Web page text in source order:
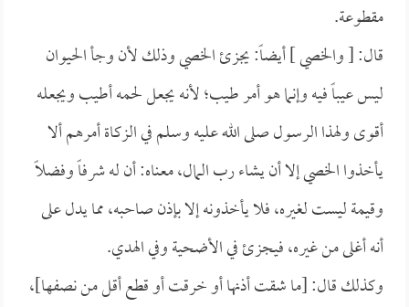
مقطوعة.
قال: [ والخصي ] أيضاً: يجزئ الخصي وذلك لأن وجأ الحيوان
ليس عيباً فيه وإنما هو أمر طيب؛ لأنه يجعل لحمه أطيب ويجعله
أقوى ولهذا الرسول صلى الله عليه وسلم في الزكاة أمرهم ألا
يأخذوا الخصي إلا أن يشاء رب المال، معناه: أن له شرفاً وفضلاً
وقيمة ليست لغيره، فلا يأخذونه إلا بإذن صاحبه، مما يدل على
أنه أغلى من غيره، فيجزئ في الأضحية وفي الهدي.
وكذلك قال: [ما شقت أذنها أو خرقت أو قطع أقل من نصفها]،